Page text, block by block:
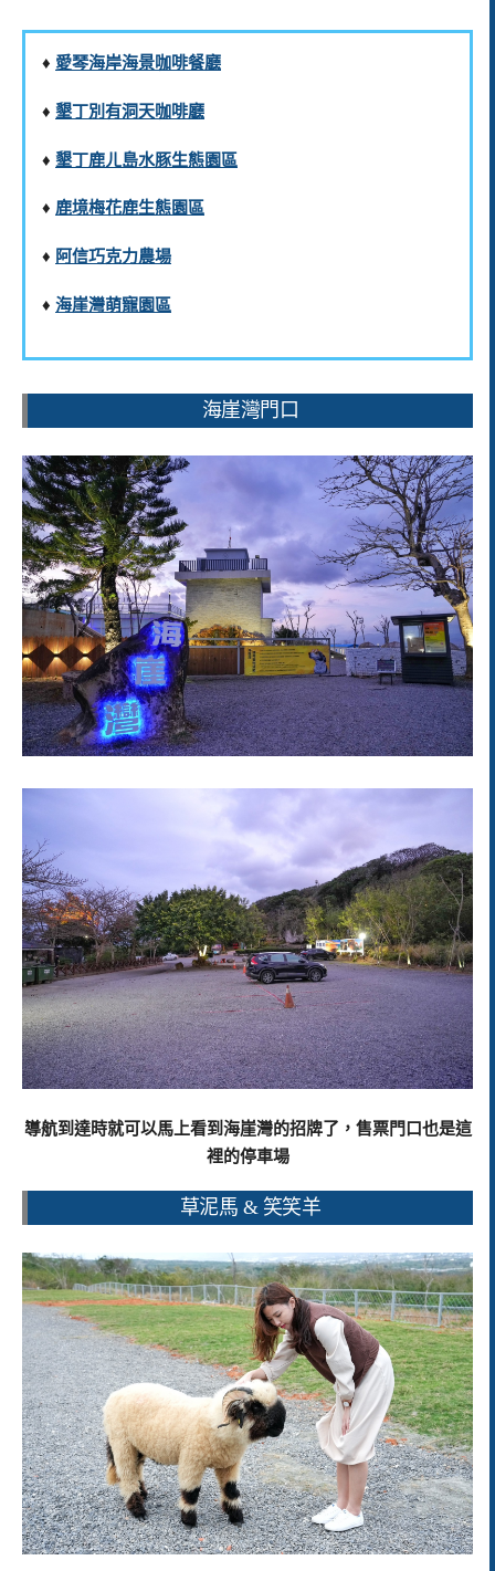
♦️ 愛琴海岸海景咖啡餐廳
♦️ 墾丁別有洞天咖啡廳
♦️ 墾丁鹿ㄦ島水豚生態園區
♦️ 鹿境梅花鹿生態園區
♦️ 阿信巧克力農場
♦️ 海崖灣萌寵園區
海崖灣門口
導航到達時就可以馬上看到海崖灣的招牌了，售票門口也是這
裡的停車場
草泥馬 & 笑笑羊